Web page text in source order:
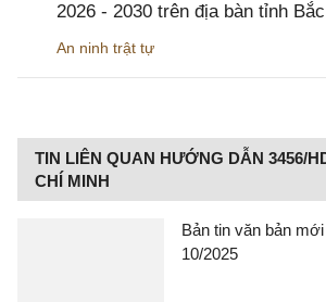
2026 - 2030 trên địa bàn tỉnh
An ninh trật tự
TIN LIÊN QUAN HƯỚNG DẪN 3456/
CHÍ MINH
Bản tin văn bản
10/2025